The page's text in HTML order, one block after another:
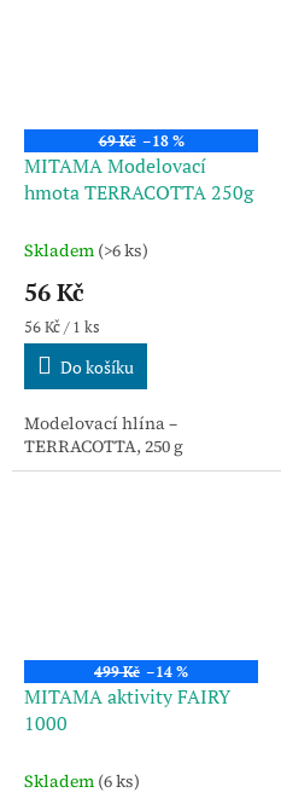
69 Kč –18 %
MITAMA Modelovací
hmota TERRACOTTA 250g
Skladem (>6 ks)
56 Kč
Měrná
cena:
56 Kč / 1 ks
Do košíku
Modelovací hlína –
TERRACOTTA, 250 g
499 Kč –14 %
MITAMA aktivity FAIRY
1000
Skladem (6 ks)